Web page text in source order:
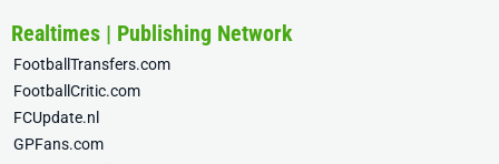
Realtimes | Publishing Network
FootballTransfers.com
FootballCritic.com
FCUpdate.nl
GPFans.com